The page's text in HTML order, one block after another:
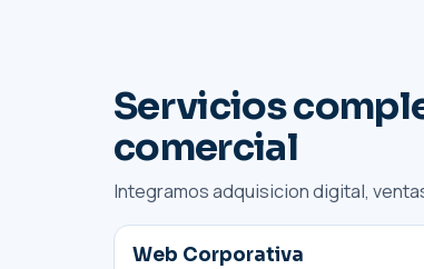
Servicios
comercial
Integramos adquisicion digital,
Web Corporativa